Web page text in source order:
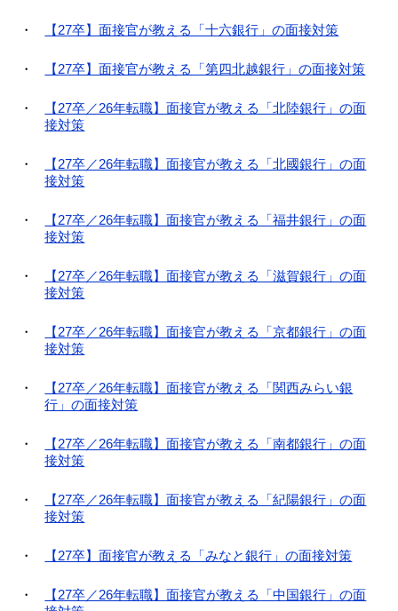
【27卒】面接官が教える「十六銀行」の面接対策
【27卒】面接官が教える「第四北越銀行」の面接対策
【27卒／26年転職】面接官が教える「北陸銀行」の面
接対策
【27卒／26年転職】面接官が教える「北國銀行」の面
接対策
【27卒／26年転職】面接官が教える「福井銀行」の面
接対策
【27卒／26年転職】面接官が教える「滋賀銀行」の面
接対策
【27卒／26年転職】面接官が教える「京都銀行」の面
接対策
【27卒／26年転職】面接官が教える「関西みらい銀
行」の面接対策
【27卒／26年転職】面接官が教える「南都銀行」の面
接対策
【27卒／26年転職】面接官が教える「紀陽銀行」の面
接対策
【27卒】面接官が教える「みなと銀行」の面接対策
【27卒／26年転職】面接官が教える「中国銀行」の面